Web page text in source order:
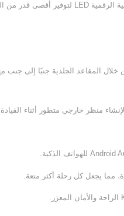
خلال المقاعد الجلدية جنبًا إلى
منظر خارجي متطور أثناء القيادة.
مما يجعل كل رحلة أكثر متعة.